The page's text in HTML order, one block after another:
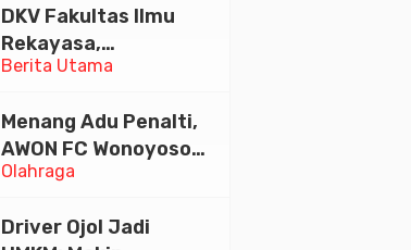
Berita Utama
DKV Fakultas Ilmu
Rekayasa,
Universitas
Diskusi Desain
Olahraga
Menang Adu Penalti,
AWON FC Wonoyoso
Juara Bhayangkara
Driver Ojol Jadi